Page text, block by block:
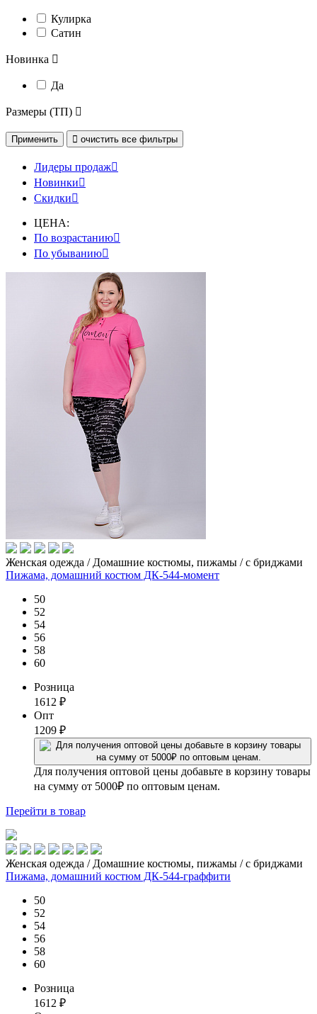
Кулирка
Сатин
Новинка 
Да
Размеры (ТП) 
Применить  очистить все фильтры
Лидеры продаж
Новинки
Скидки
ЦЕНА:
По возрастанию
По убыванию
Женская одежда / Домашние костюмы, пижамы / с бриджами
Пижама, домашний костюм ДК-544-момент
50
52
54
56
58
60
Розница
1612 ₽
Опт
1209 ₽
Для получения оптовой цены добавьте в корзину товары
на сумму от 5000₽ по оптовым ценам.
Перейти в товар
Женская одежда / Домашние костюмы, пижамы / с бриджами
Пижама, домашний костюм ДК-544-граффити
50
52
54
56
58
60
Розница
1612 ₽